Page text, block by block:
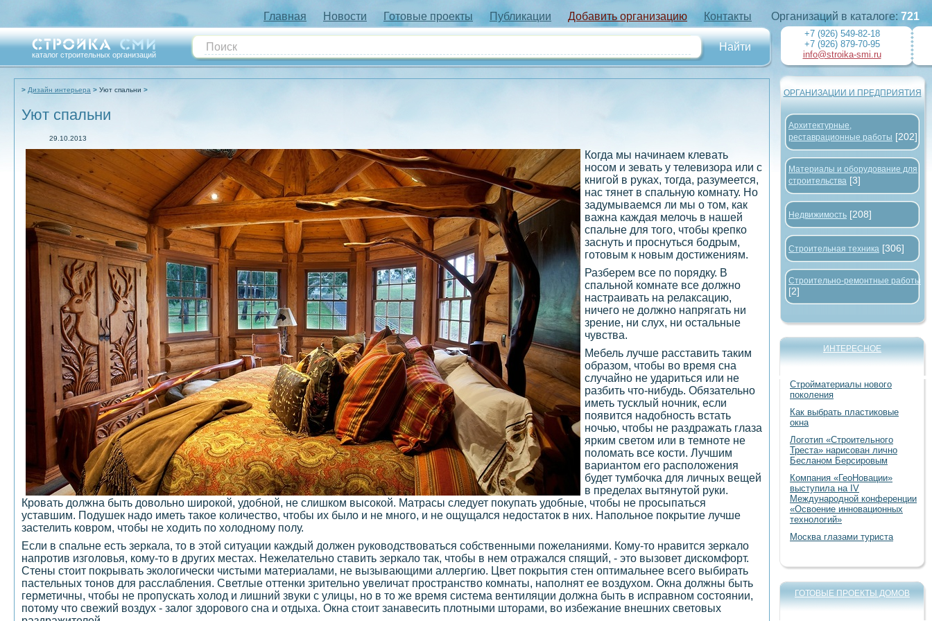
Главная Новости Готовые проекты Публикации Добавить организацию Контакты
каталог строительных организаций
Дизайн интерьера Уют спальни
Уют спальни
29.10.2013
Когда мы начинаем клевать
носом и зевать у телевизора или с
книгой в руках, тогда, разумеется,
нас тянет в спальную комнату. Но
задумываемся ли мы о том, как
важна каждая мелочь в нашей
спальне для того, чтобы крепко
заснуть и проснуться бодрым,
готовым к новым достижениям.
Разберем все по порядку. В
спальной комнате все должно
настраивать на релаксацию,
ничего не должно напрягать ни
зрение, ни слух, ни остальные
чувства.
Мебель лучше расставить таким
образом, чтобы во время сна
случайно не удариться или не
разбить что-нибудь. Обязательно
иметь тусклый ночник, если
появится надобность встать
ночью, чтобы не раздражать глаза
ярким светом или в темноте не
поломать все кости. Лучшим
вариантом его расположения
будет тумбочка для личных вещей
в пределах вытянутой руки.
Кровать должна быть довольно широкой, удобной, не слишком высокой. Матрасы следует покупать удобные, чтобы не просыпаться
уставшим. Подушек надо иметь такое количество, чтобы их было и не много, и не ощущался недостаток в них. Напольное покрытие лучше
застелить ковром, чтобы не ходить по холодному полу.
Если в спальне есть зеркала, то в этой ситуации каждый должен руководствоваться собственными пожеланиями. Кому-то нравится зеркало
напротив изголовья, кому-то в других местах. Нежелательно ставить зеркало так, чтобы в нем отражался спящий, - это вызовет дискомфорт.
Стены стоит покрывать экологически чистыми материалами, не вызывающими аллергию. Цвет покрытия стен оптимальнее всего выбирать
пастельных тонов для расслабления. Светлые оттенки зрительно увеличат пространство комнаты, наполнят ее воздухом. Окна должны быть
герметичны, чтобы не пропускать холод и лишний звуки с улицы, но в то же время система вентиляции должна быть в исправном состоянии,
потому что свежий воздух - залог здорового сна и отдыха. Окна стоит занавесить плотными шторами, во избежание внешних световых
Организаций в каталоге: 721
+7 (926) 549-82-18
+7 (926) 879-70-95
info@stroika-smi.ru
ОРГАНИЗАЦИИ И ПРЕДПРИЯТИЯ
Архитектурные,
реставрационные работы [202]
Материалы и оборудование для
строительства [3]
Недвижимость [208]
Строительная техника [306]
Строительно-ремонтные работы
[2]
ИНТЕРЕСНОЕ
Стройматериалы нового
поколения
Как выбрать пластиковые
окна
Логотип «Строительного
Треста» нарисован лично
Бесланом Берсировым
Компания «ГеоНовации»
выступила на IV
Международной конференции
«Освоение инновационных
технологий»
Москва глазами туриста
ГОТОВЫЕ ПРОЕКТЫ ДОМОВ